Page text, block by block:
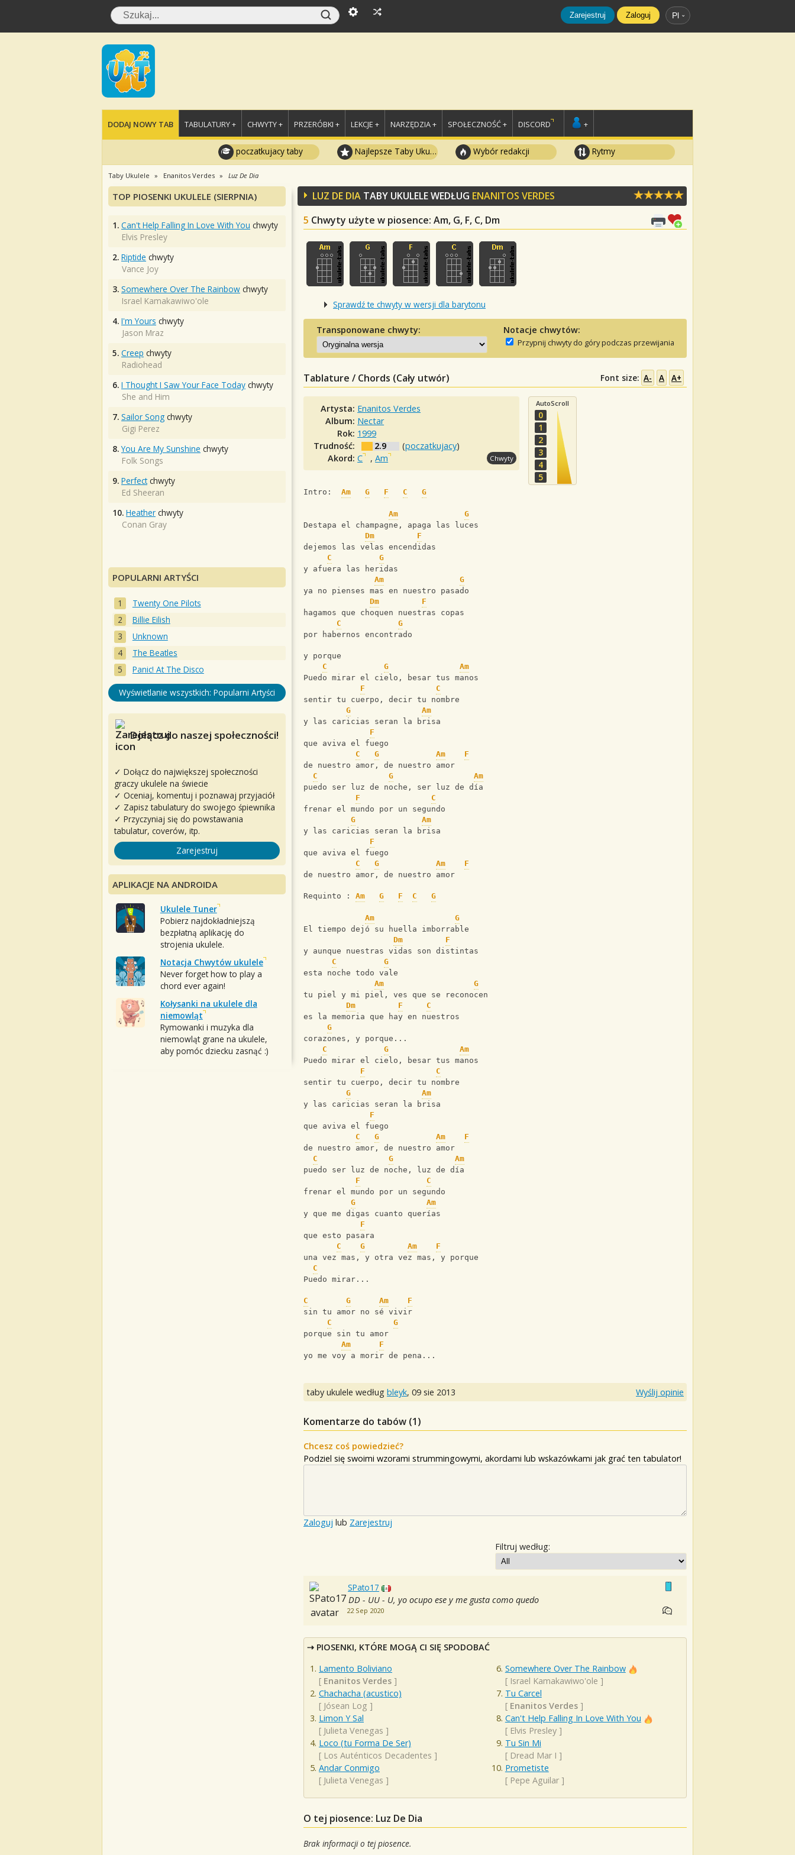
Zarejestruj Zaloguj Pl
DODAJ NOWY TAB TABULATURY + CHWYTY + PRZERÓBKI + LEKCJE + NARZĘDZIA + SPOŁECZNOŚĆ + DISCORD +
poczatkujacy taby Najlepsze Taby Ukulele Wybór redakcji Rytmy
Taby Ukulele Enanitos Verdes Luz De Dia
LUZ DE DIA TABY UKULELE WEDŁUG ENANITOS VERDES
5 Chwyty użyte w piosence: Am, G, F, C, Dm
Sprawdź te chwyty w wersji dla barytonu
Transponowane chwyty: Notacje chwytów:
Przypnij chwyty do góry podczas przewijania
Tablature / Chords (Cały utwór) Font size: A- A A+
Artysta: Enanitos Verdes
Album: Nectar
Rok: 1999
Trudność:
2.9 (poczatkujacy)
Akord:C ,Am Chwyty
AutoScroll
0
1
2
3
4
5
Intro: Am G F C G
Am
G
Destapa el champagne, apaga las luces
Dm
F
dejemos las velas encendidas
C
G
y afuera las heridas
Am
G
ya no pienses mas en nuestro pasado
Dm
F
hagamos que choquen nuestras copas
C
G
por habernos encontrado
y porque
C
G
Am
Puedo mirar el cielo, besar tus manos
F
C
sentir tu cuerpo, decir tu nombre
G
Am
y las caricias seran la brisa
F
que aviva el fuego
C
G Am
F
de nuestro amor, de nuestro amor
C
G
Am
puedo ser luz de noche, ser luz de día
F
C
frenar el mundo por un segundo
G
Am
y las caricias seran la brisa
F
que aviva el fuego
C
G Am
F
de nuestro amor, de nuestro amor
Requinto : Am G F C G
Am
G
El tiempo dejó su huella imborrable
Dm
F
y aunque nuestras vidas son distintas
C
G
esta noche todo vale
Am
G
tu piel y mi piel, ves que se reconocen
Dm
F
C
es la memoria que hay en nuestros
G
corazones, y porque...
C
G
Am
Puedo mirar el cielo, besar tus manos
F
C
sentir tu cuerpo, decir tu nombre
G
Am
y las caricias seran la brisa
F
que aviva el fuego
C
G Am
F
de nuestro amor, de nuestro amor
C
G
Am
puedo ser luz de noche, luz de día
F
C
frenar el mundo por un segundo
G
Am
y que me digas cuanto querías
F
que esto pasara
C
G Am
F
una vez mas, y otra vez mas, y porque
C
Puedo mirar...
C G Am
F
sin tu amor no sé vivir
C
G
porque sin tu amor
Am
F
yo me voy a morir de pena...
taby ukulele według bleyk, 09 sie 2013 Wyślij opinie
Komentarze do tabów (1)
Chcesz coś powiedzieć?
Podziel się swoimi wzorami strummingowymi, akordami lub wskazówkami jak grać ten tabulator!
Zaloguj lub Zarejestruj
Filtruj według:
SPato17
DD - UU - U, yo ocupo ese y me gusta como quedo
22 Sep 2020
PIOSENKI, KTÓRE MOGĄ CI SIĘ SPODOBAĆ
Lamento Boliviano
[ Enanitos Verdes ]
Chachacha (acustico)
[ Jósean Log ]
Limon Y Sal
[ Julieta Venegas ]
Loco (tu Forma De Ser)
[ Los Auténticos Decadentes ]
Andar Conmigo
[ Julieta Venegas ]
Somewhere Over The Rainbow
[ Israel Kamakawiwo'ole ]
Tu Carcel
[ Enanitos Verdes]
Can't Help Falling In Love With You
[ Elvis Presley]
Tu Sin Mi
[ Dread Mar I ]
Prometiste
[ Pepe Aguilar]
O tej piosence: Luz De Dia
Brak informacji o tej piosence.
TOP PIOSENKI UKULELE (SIERPNIA)
1. Can't Help Falling In Love With You chwyty
Elvis Presley
2. Riptide chwyty
Vance Joy
3. Somewhere Over The Rainbow chwyty
Israel Kamakawiwo'ole
4. I'm Yours chwyty
Jason Mraz
5. Creep chwyty
Radiohead
6. I Thought I Saw Your Face Today chwyty
She and Him
7. Sailor Song chwyty
Gigi Perez
8. You Are My Sunshine chwyty
Folk Songs
9. Perfectchwyty
Ed Sheeran
10. Heather chwyty
Conan Gray
POPULARNI ARTYŚCI
Twenty One Pilots
Billie Eilish
Unknown
The Beatles
Panic! At The Disco
Wyświetlanie wszystkich: Popularni Artyści
Dołącz do naszej społeczności!
✓ Dołącz do największej społeczności
graczy ukulele na świecie
✓ Oceniaj, komentuj i poznawaj przyjaciół
✓ Zapisz tabulatury do swojego śpiewnika
✓ Przyczyniaj się do powstawania
tabulatur, coverów, itp.
Zarejestruj
APLIKACJE NA ANDROIDA
Ukulele Tuner
Pobierz najdokładniejszą
bezpłatną aplikację do
strojenia ukulele.
Notacja Chwytów ukulele
Never forget how to play a
chord ever again!
Kołysanki na ukulele dla
niemowląt
Rymowanki i muzyka dla
niemowląt grane na ukulele,
aby pomóc dziecku zasnąć :)